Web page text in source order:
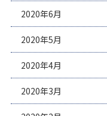
2020年6月
2020年5月
2020年4月
2020年3月